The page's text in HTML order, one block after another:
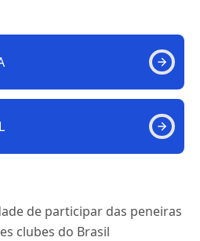
de participar das peneiras
clubes do Brasil